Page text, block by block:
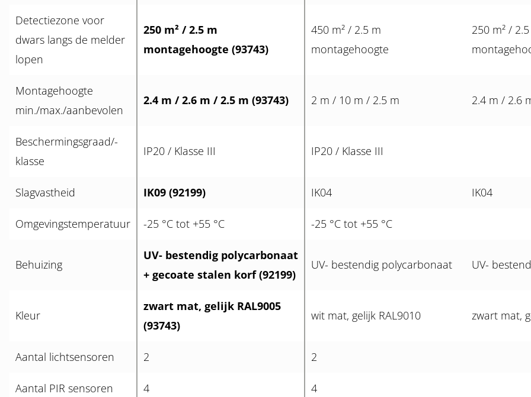
Detectiezone voor
dwars langs de melder
lopen
250 m² / 2.5 m
montagehoogte (93743)
450 m² / 2.5 m
montagehoogte
250 m² /
Montagehoogte
min./max./aanbevolen
2.4 m / 2.6 m / 2.5 m (93743) 2 m / 10 m / 2.5 m 2.4 m / 2.6
Beschermingsgraad/-
klasse
IP20 / Klasse III IP20 / Klasse III
Slagvastheid IK09 (92199) IK04 IK04
Omgevingstemperatuur -25 °C tot +55 °C -25 °C tot +55 °C
Behuizing
UV- bestendig polycarbonaat
+ gecoate stalen korf (92199)
UV- bestendig polycarbonaat UV-
Kleur
zwart mat, gelijk RAL9005
(93743)
wit mat, gelijk RAL9010 zwart mat,
Aantal lichtsensoren 2 2
Aantal PIR sensoren 4 4